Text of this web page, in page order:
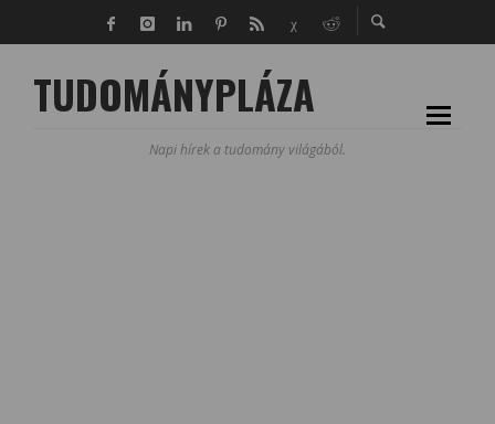
TUDOMÁNYPLÁZA
Napi hírek a tudomány világából.